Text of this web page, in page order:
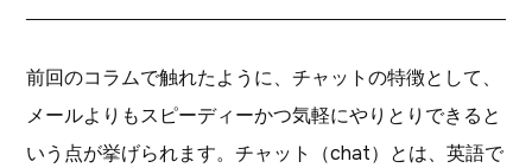
前回のコラムで触れたように、チャットの特徴として、
メールよりもスピーディーかつ気軽にやりとりできると
いう点が挙げられます。チャット（chat）とは、英語で